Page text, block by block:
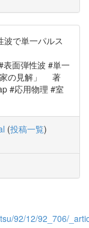
波で単一パルス
面弾性波 #単一
家の見解」 著
#応用物理 #室
(投稿一覧)
92/12/92_706/